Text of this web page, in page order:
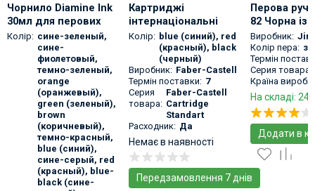
Чорнило Diamine Ink
30мл для перових
ручок
Колір: сине-зеленый,
сине-
фиолетовый,
темно-зеленый,
orange
(оранжевый),
green (зеленый),
brown
(коричневый),
темно-красный,
blue (синий),
сине-серый, red
(красный), blue-
black (сине-
Картриджі
інтернаціональні
короткі Faber-Castell
Колір: blue (синий), red
(красный), black
(черный)
Виробник: Faber-Castell
Термін поставки: 7
Серия
товара:
Faber-Castell
Cartridge
Standart
Расходник: Да
Немає в наявності
Передзамовлення 7 днів
Перова
82 Чорна із
золотистим
Виробник:
Колір пера:
Термін
Серия товара:
Країна
На складі: 24
Додати в